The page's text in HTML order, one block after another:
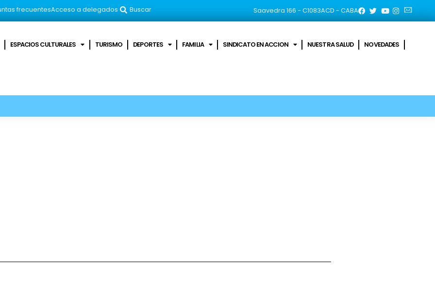
frecuentesAcceso a delegados Buscar Saavedra 166 - C1083ACD - CABA
ESPACIOS CULTURALES TURISMO DEPORTES FAMILIA SINDICATO EN ACCION NUESTRA SALUD NOVEDADES